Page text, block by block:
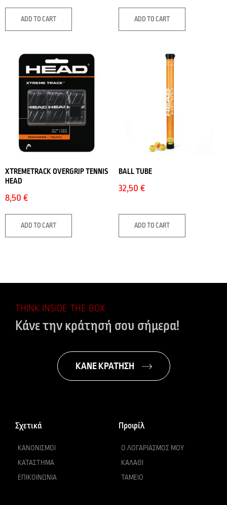
ADD TO CART ADD TO CART
XTREMETRACK OVERGRIP TENNIS
HEAD
8,50€
ADD TO CART
BALL TUBE
32,50€
ADD TO CART
THINK INSIDE THE BOX
Κάνε την κράτησή σου σήμερα!
ΚΑΝΕ ΚΡΑΤΗΣΗ
Σχετικά
ΚΑΝΟΝΙΣΜΟΊ
ΚΑΤΆΣΤΗΜΑ
ΕΠΙΚΟΙΝΩΝΊΑ
Προφίλ
Ο ΛΟΓΑΡΙΑΣΜΌΣ ΜΟΥ
ΚΑΛΆΘΙ
ΤΑΜΕΊΟ